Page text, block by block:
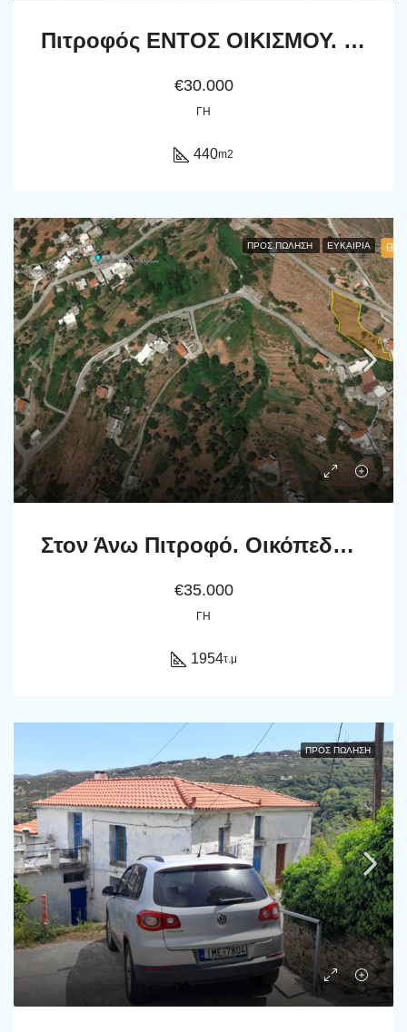
Πιτροφός ΕΝΤΟΣ ΟΙΚΙΣΜΟΥ. Οικόπεδο εμβαδού 440 m2. Κτίζει έως 240 m2 κτίρια.
€30.000
ΓΗ
440m2
ΠΡΟΣ ΠΏΛΗΣΗ ΕΥΚΑΙΡΊΑ
Στον Άνω Πιτροφό. Οικόπεδο 1954 μ2 με ποτιστικό νερό και πανοραμική θέα στη θάλασσα.
€35.000
ΓΗ
1954τ.μ
ΠΡΟΣ ΠΏΛΗΣΗ